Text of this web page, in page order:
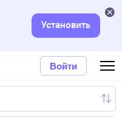
Установить
Войти